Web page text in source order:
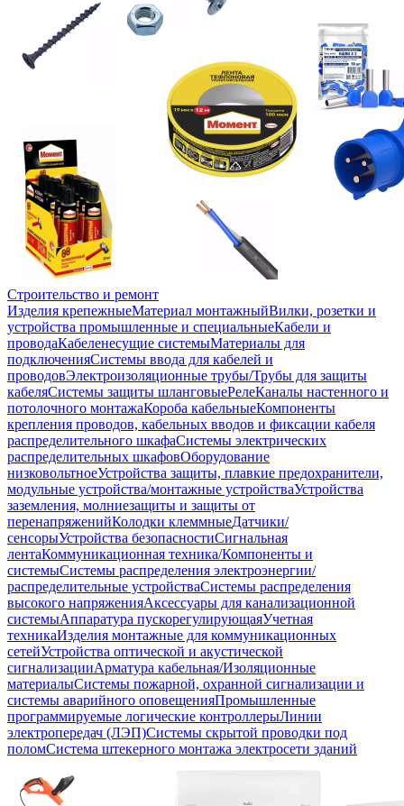
Строительство и ремонт
Изделия крепежныеМатериал монтажныйВилки, розетки и
устройства промышленные и специальныеКабели и
проводаКабеленесущие системыМатериалы для
подключенияСистемы ввода для кабелей и
проводовЭлектроизоляционные трубы/Трубы для защиты
кабеляСистемы защиты шланговыеРелеКаналы настенного и
потолочного монтажаКороба кабельныеКомпоненты
крепления проводов, кабельных вводов и фиксации кабеля
распределительного шкафаСистемы электрических
распределительных шкафовОборудование
низковольтноеУстройства защиты, плавкие предохранители,
модульные устройства/монтажные устройстваУстройства
заземления, молниезащиты и защиты от
перенапряженийКолодки клеммныеДатчики/
сенсорыУстройства безопасностиСигнальная
лентаКоммуникационная техника/Компоненты и
системыСистемы распределения электроэнергии/
распределительные устройстваСистемы распределения
высокого напряженияАксессуары для канализационной
системыАппаратура пускорегулирующаяУчетная
техникаИзделия монтажные для коммуникационных
сетейУстройства оптической и акустической
сигнализацииАрматура кабельная/Изоляционные
материалыСистемы пожарной, охранной сигнализации и
системы аварийного оповещенияПромышленные
программируемые логические контроллерыЛинии
электропередач (ЛЭП)Системы скрытой проводки под
поломСистема штекерного монтажа электросети зданий